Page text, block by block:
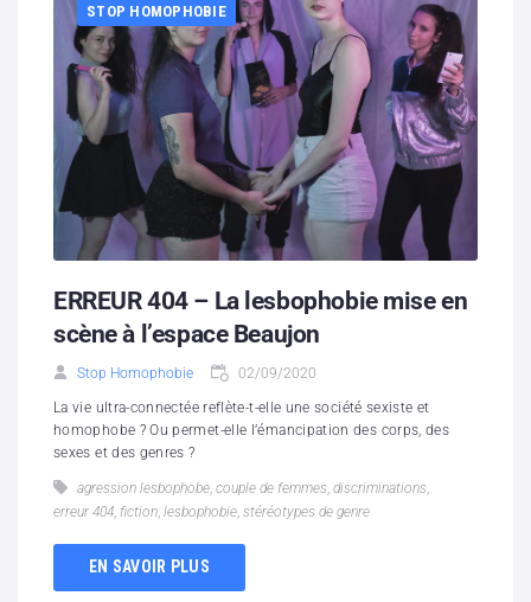
Partenaires
Contacts
Hébergement solidaire
STOP HOMOPHOBIE
ERREUR 404 – La lesbophobie mise en
scène à l’espace Beaujon
Stop Homophobie 02/09/2020
La vie ultra-connectée reflète-t-elle une société sexiste et
homophobe ? Ou permet-elle l’émancipation des corps, des
sexes et des genres ?
agression lesbophobe, couple de femmes, discriminations,
erreur 404, fiction, lesbophobie, stéréotypes de genre
EN SAVOIR PLUS